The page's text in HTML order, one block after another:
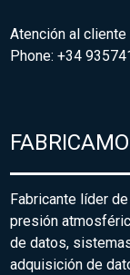
Atención al
Phone: +34
Fabricante líder
presión
de datos,
adquisición de